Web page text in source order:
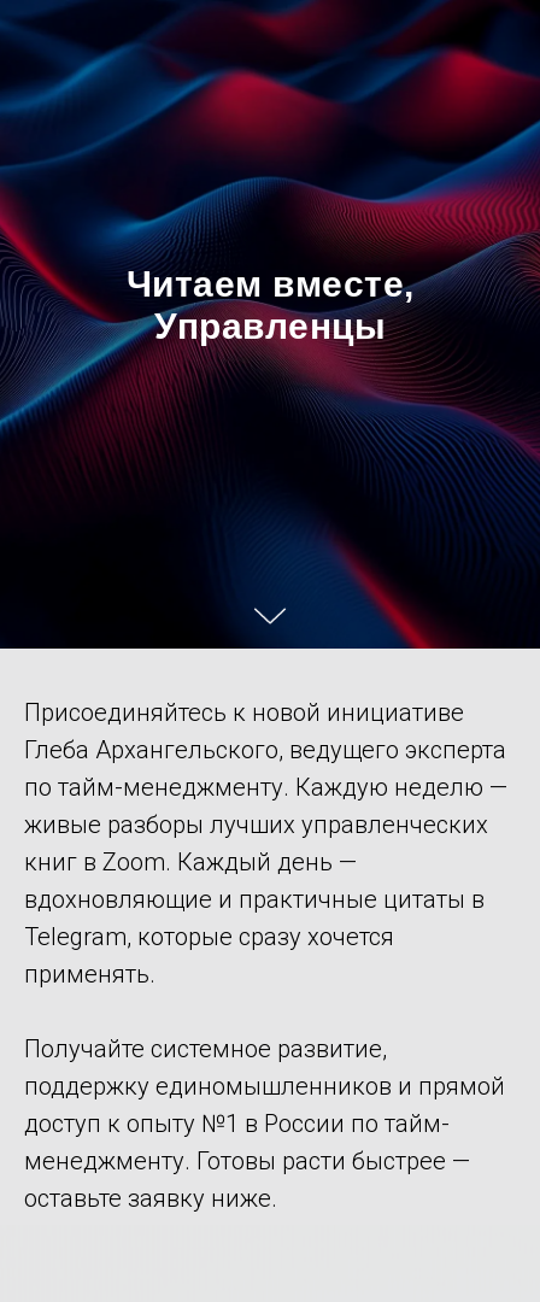
Читаем вместе,
Управленцы
Присоединяйтесь к новой инициативе
Глеба Архангельского, ведущего эксперта
по тайм-менеджменту. Каждую неделю —
живые разборы лучших управленческих
книг в Zoom. Каждый день —
вдохновляющие и практичные цитаты в
Telegram, которые сразу хочется
применять.
Получайте системное развитие,
поддержку единомышленников и прямой
доступ к опыту №1 в России по тайм-
менеджменту. Готовы расти быстрее —
оставьте заявку ниже.